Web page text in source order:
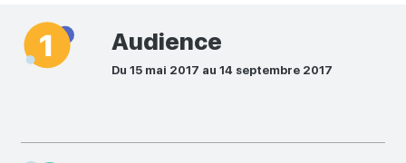
Audience
Du 15 mai 2017 au 14 septembre 2017